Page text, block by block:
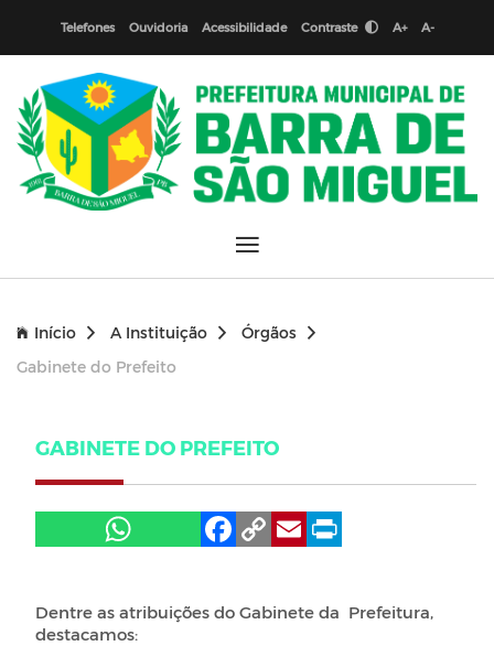
Telefones Ouvidoria Acessibilidade Contraste A+ A-
Início A Instituição
Órgãos
Gabinete do Prefeito
GABINETE DO PREFEITO
Dentre as atribuições do Gabinete da Prefeitura,
destacamos: